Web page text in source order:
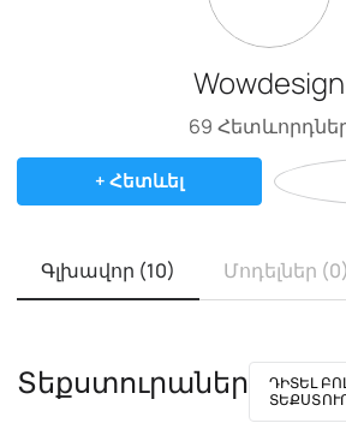
Wowdesign
69
+ Հետևել
Գլխավոր (10) Մոդելներ (0)
Տեքստուրաներ
ԴԻՏԵԼ